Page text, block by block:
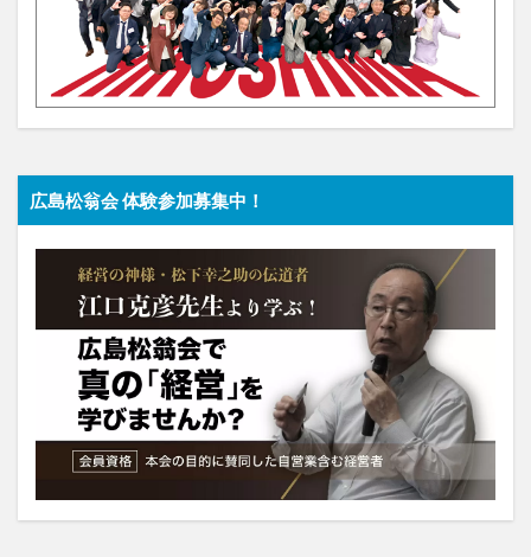
広島松翁会 体験参加募集中！